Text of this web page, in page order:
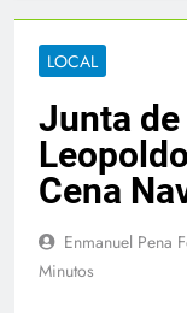
LOCAL
Junta
Cena
Enmanuel Pena
Minutos